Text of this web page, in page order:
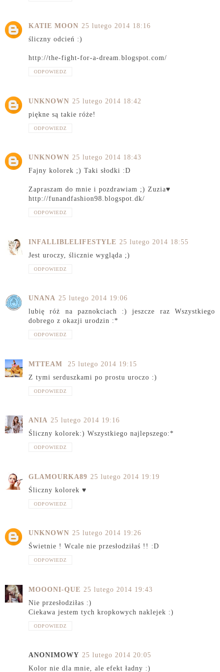
KATIE MOON 25 lutego 2014 18:16
śliczny odcień :)
http://the-fight-for-a-dream.blogspot.com/
ODPOWIEDZ
UNKNOWN 25 lutego 2014 18:42
piękne są takie róże!
ODPOWIEDZ
UNKNOWN 25 lutego 2014 18:43
Fajny kolorek ;) Taki słodki :D
Zapraszam do mnie i pozdrawiam ;) Zuzia♥
http://funandfashion98.blogspot.dk/
ODPOWIEDZ
INFALLIBLELIFESTYLE 25 lutego 2014 18:55
Jest uroczy, ślicznie wygląda ;)
ODPOWIEDZ
UNANA 25 lutego 2014 19:06
lubię róż na paznokciach :) jeszcze raz Wszystkiego
dobrego z okazji urodzin :*
ODPOWIEDZ
MTTEAM
25 lutego 2014 19:15
Z tymi serduszkami po prostu uroczo :)
ODPOWIEDZ
ANIA 25 lutego 2014 19:16
Śliczny kolorek:) Wszystkiego najlepszego:*
ODPOWIEDZ
GLAMOURKA89 25 lutego 2014 19:19
Śliczny kolorek ♥
ODPOWIEDZ
UNKNOWN 25 lutego 2014 19:26
Świetnie ! Wcale nie przesłodziłaś !! :D
ODPOWIEDZ
MOOONI-QUE 25 lutego 2014 19:43
Nie przesłodziłas :)
Ciekawa jestem tych kropkowych naklejek :)
ODPOWIEDZ
ANONIMOWY 25 lutego 2014 20:05
Kolor nie dla mnie, ale efekt ładny :)